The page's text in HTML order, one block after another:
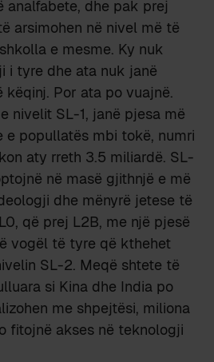
analfabete, dhe pak prej
arsimohen në nivel më të
e mesme. Ky nuk
i tyre dhe ata nuk janë
këqinj. Por ata po vuajnë.
nivelit SL-1, janë pjesa më
e popullatës mbi tokë, numri
aty rreth 3.5 miliardë. SL-
në masë gjithnjë e më
dhe mënyrë jetese të
që prej L2B, me një pjesë
vogël të tyre që kthehet
SL-2. Meqë shtete të
si Kina dhe India po
me shpejtësi, miliona
fitojnë akses në teknologji